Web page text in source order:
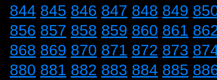
844 845 846 847 848 849
856 857 858 859 860 861
868 869 870 871 872 873
880 881 882 883 884 885